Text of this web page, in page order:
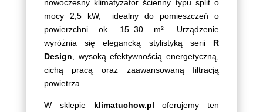
nowoczesny klimatyzator ścienny typu split o
mocy 2,5 kW, idealny do pomieszczeń o
powierzchni ok. 15–30 m². Urządzenie
wyróżnia się elegancką stylistyką serii R
Design, wysoką efektywnością energetyczną,
cichą pracą oraz zaawansowaną filtracją
powietrza.
W sklepie klimatuchow.pl oferujemy ten